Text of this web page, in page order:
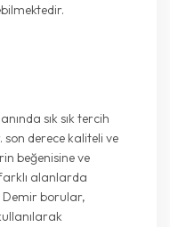
sık sık tercih
derece kaliteli ve
beğenisine ve
alanlarda
Demir borular,